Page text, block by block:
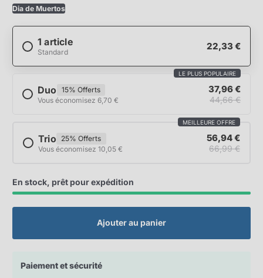
Dia de Muertos
1 article
Standard
22,33 €
LE PLUS POPULAIRE
Duo
15% Offerts
Vous économisez 6,70 €
37,96 €
44,66 €
MEILLEURE OFFRE
Trio
25% Offerts
Vous économisez 10,05 €
56,94 €
66,99 €
En stock, prêt pour expédition
Ajouter au panier
Paiement et sécurité